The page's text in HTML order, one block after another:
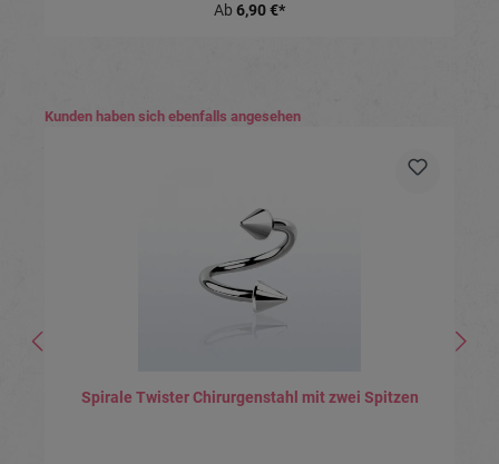
Ab 6,90 €*
Produktgalerie überspringen
Kunden haben sich ebenfalls angesehen
Spirale Twister Chirurgenstahl mit zwei Spitzen